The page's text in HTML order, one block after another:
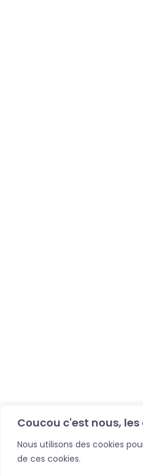
Coucou c'est nous, les
Nous utilisons des cookies
de ces cookies.